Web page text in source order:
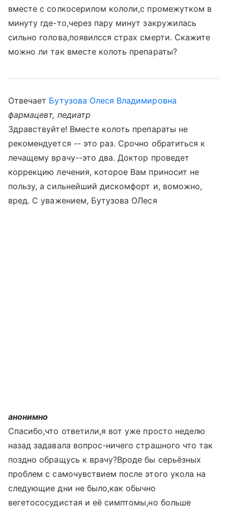
вместе с солкосерилом кололи,с промежутком в
минуту где-то,через пару минут закружилась
сильно голова,появилсся страх смерти. Скажите
можно ли так вместе колоть препараты?
Отвечает Бутузова Олеся Владимировна
фармацевт, педиатр
Здравствуйте! Вместе колоть препараты не
рекомендуется -- это раз. Срочно обратиться к
лечащему врачу--это два. Доктор проведет
коррекцию лечения, которое Вам приносит не
пользу, а сильнейший дискомфорт и, воможно,
вред. С уважением, Бутузова ОЛеся
анонимно
Спасибо,что ответили,я вот уже просто неделю
назад задавала вопрос-ничего страшного что так
поздно обращусь к врачу?Вроде бы серьёзных
проблем с самочувствием после этого укола на
следующие дни не было,как обычно
вегетососудистая и её симптомы,но больше